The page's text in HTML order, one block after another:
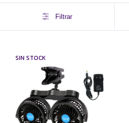
Filtrar
SIN STOCK